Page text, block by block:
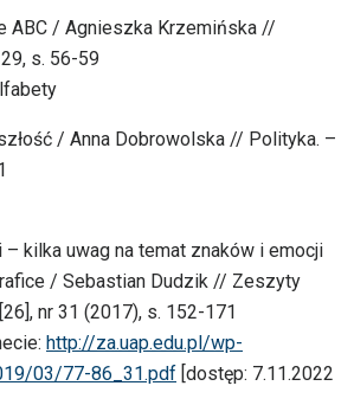
ABC / Agnieszka Krzemińska //
s. 56-59
/ Anna Dobrowolska // Polityka. –
kilka uwag na temat znaków i emocji
/ Sebastian Dudzik // Zeszyty
nr 31 (2017), s. 152-171
http://za.uap.edu.pl/wp-
03/77-86_31.pdf [dostęp: 7.11.2022